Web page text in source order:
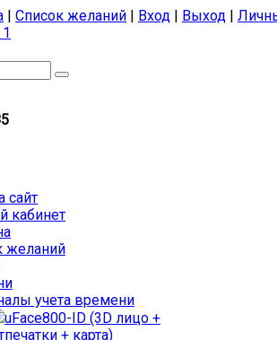
| Список желаний | Вход | Выход |
сайт
кабинет
желаний
учета времени
uFace800-ID (3D лицо +
+ карта)